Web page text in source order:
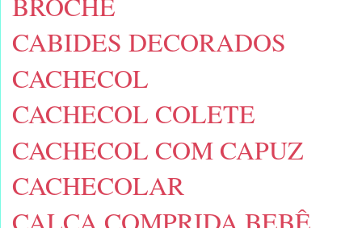
CABIDES DECORADOS
CACHECOL
CACHECOL COLETE
CACHECOL COM CAPUZ
CACHECOLAR
CALÇA COMPRIDA BEBÊ